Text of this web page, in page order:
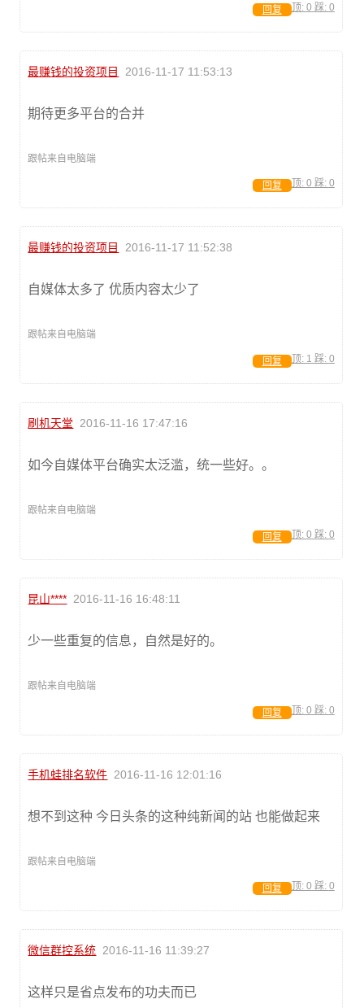
顶: 0 踩: 0
回复
最赚钱的投资项目 2016-11-17 11:53:13
期待更多平台的合并
跟帖来自电脑端
顶: 0 踩: 0
回复
最赚钱的投资项目 2016-11-17 11:52:38
自媒体太多了 优质内容太少了
跟帖来自电脑端
顶: 1 踩: 0
回复
刷机天堂 2016-11-16 17:47:16
如今自媒体平台确实太泛滥，统一些好。。
跟帖来自电脑端
顶: 0 踩: 0
回复
昆山**** 2016-11-16 16:48:11
少一些重复的信息，自然是好的。
跟帖来自电脑端
顶: 0 踩: 0
回复
手机蛙排名软件 2016-11-16 12:01:16
想不到这种 今日头条的这种纯新闻的站 也能做起来
跟帖来自电脑端
顶: 0 踩: 0
回复
微信群控系统 2016-11-16 11:39:27
这样只是省点发布的功夫而已